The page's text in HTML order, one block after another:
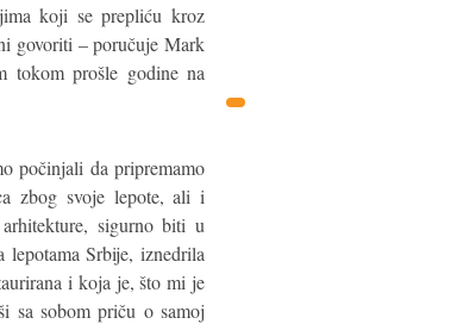
koji se prepliću kroz
govoriti – poručuje Mark
tokom prošle godine na
počinjali da pripremamo
zbog svoje lepote, ali i
sigurno biti u
Srbije, iznedrila
i koja je, što mi je
sa sobom priču o samoj